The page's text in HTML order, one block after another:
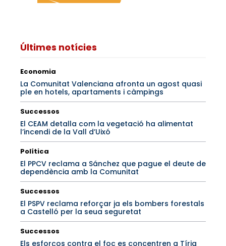
Últimes notícies
Economia
La Comunitat Valenciana afronta un agost quasi
ple en hotels, apartaments i càmpings
Successos
El CEAM detalla com la vegetació ha alimentat
l’incendi de la Vall d’Uixó
Política
El PPCV reclama a Sánchez que pague el deute de
dependència amb la Comunitat
Successos
El PSPV reclama reforçar ja els bombers forestals
a Castelló per la seua seguretat
Successos
Els esforços contra el foc es concentren a Tírig